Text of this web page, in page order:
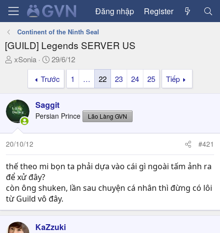
Đăng nhập Register
Continent of the Ninth Seal
[GUILD] Legends SERVER US
T
a
d
s
t
a
t
e
r
xSonia
N
g
à
y
ử
i
29/6/12
Trước
1 … 22 23 24 25 Tiếp
Saggit
Persian Prince Lão Làng GVN
20/10/12 #421
thế theo mi bọn ta phải dựa vào cái gì ngoài tấm ảnh ra
để xử đây?
còn ông shuken, lần sau chuyện cá nhân thì đừng có lôi
từ Guild vô đây.
KaZzuki